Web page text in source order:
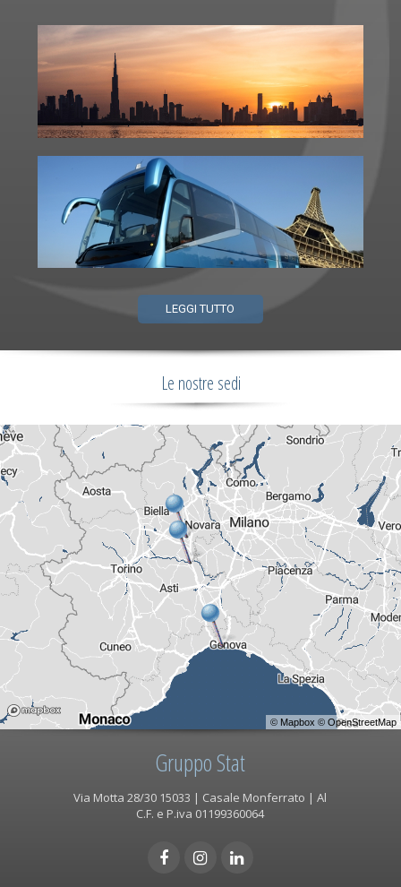
LEGGI TUTTO
Le nostre sedi
© Mapbox © OpenStreetMap
Gruppo Stat
Via Motta 28/30 15033 | Casale Monferrato | Al
C.F. e P.iva 01199360064